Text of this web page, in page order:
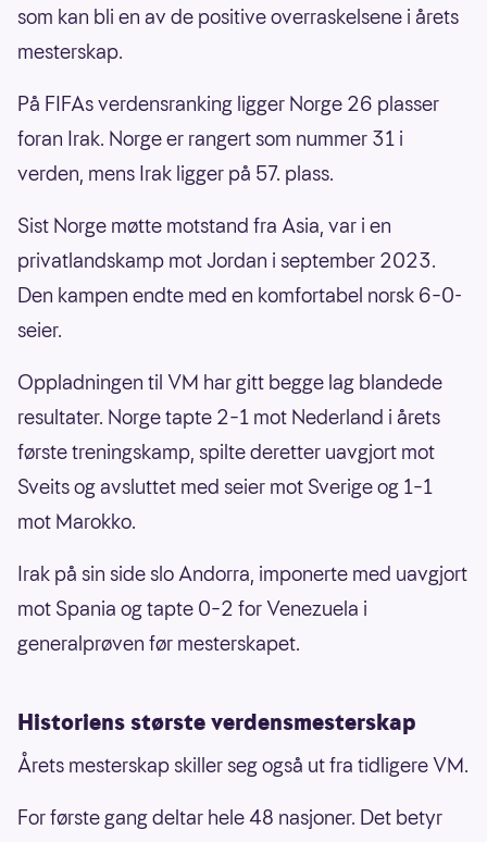
som kan bli en av de positive overraskelsene i årets
mesterskap.
På FIFAs verdensranking ligger Norge 26 plasser
foran Irak. Norge er rangert som nummer 31 i
verden, mens Irak ligger på 57. plass.
Sist Norge møtte motstand fra Asia, var i en
privatlandskamp mot Jordan i september 2023.
Den kampen endte med en komfortabel norsk 6–0-
seier.
Oppladningen til VM har gitt begge lag blandede
resultater. Norge tapte 2–1 mot Nederland i årets
første treningskamp, spilte deretter uavgjort mot
Sveits og avsluttet med seier mot Sverige og 1–1
mot Marokko.
Irak på sin side slo Andorra, imponerte med uavgjort
mot Spania og tapte 0–2 for Venezuela i
generalprøven før mesterskapet.
Historiens største verdensmesterskap
Årets mesterskap skiller seg også ut fra tidligere VM.
For første gang deltar hele 48 nasjoner. Det betyr